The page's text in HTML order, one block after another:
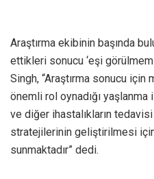
Araştırma ekibinin başında
ettikleri sonucu ‘eşi
Singh, “Araştırma sonucu
önemli rol oynadığı
ve diğer ihastalıkların
stratejilerinin geliştirilmesi
sunmaktadır” dedi.